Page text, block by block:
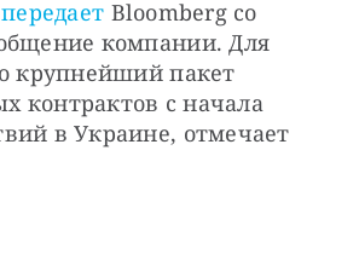
передает Bloomberg со
компании. Для
крупнейший пакет
контрактов с начала
в Украине, отмечает